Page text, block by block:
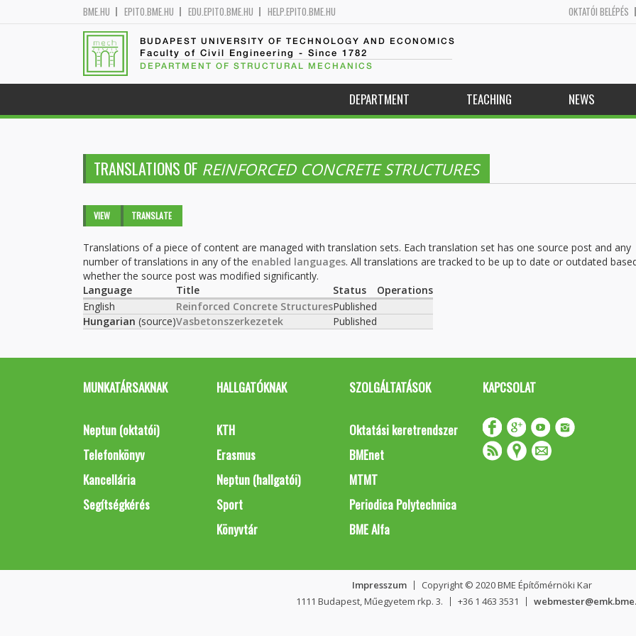
BME.HU EPITO.BME.HU EDU.EPITO.BME.HU HELP.EPITO.BME.HU OKTATÓI BELÉPÉS
BUDAPEST UNIVERSITY OF TECHNOLOGY AND ECONOMICS
Faculty of Civil Engineering - Since 1782
DEPARTMENT OF STRUCTURAL MECHANICS
DEPARTMENT TEACHING NEWS
TRANSLATIONS OF REINFORCED CONCRETE STRUCTURES
Primary tabs
VIEW TRANSLATE
Translations of a piece of content are managed with translation sets. Each translation set has one source post and any
number of translations in any of the enabled languages. All translations are tracked to be up to date or outdated
whether the source post was modified significantly.
Language
Title Status
Operations
English
Reinforced Concrete StructuresPublished
Hungarian (source)Vasbetonszerkezetek Published
MUNKATÁRSAKNAK
Neptun (oktatói)
Telefonkönyv
Kancellária
Segítségkérés
HALLGATÓKNAK
KTH
Erasmus
Neptun (hallgatói)
Sport
Könyvtár
SZOLGÁLTATÁSOK
Oktatási keretrendszer
BMEnet
MTMT
Periodica Polytechnica
BME Alfa
KAPCSOLAT
Impresszum
Copyright © 2020 BME Építőmérnöki Kar
1111 Budapest, Műegyetem rkp. 3.
+36 1 463 3531